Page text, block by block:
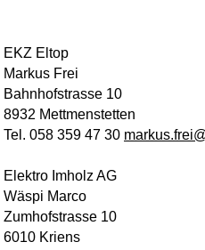
EKZ Eltop
Markus Frei
Bahnhofstrasse 10
8932 Mettmenstetten
Tel. 058 359 47 30
Elektro Imholz AG
Wäspi Marco
Zumhofstrasse 10
6010 Kriens